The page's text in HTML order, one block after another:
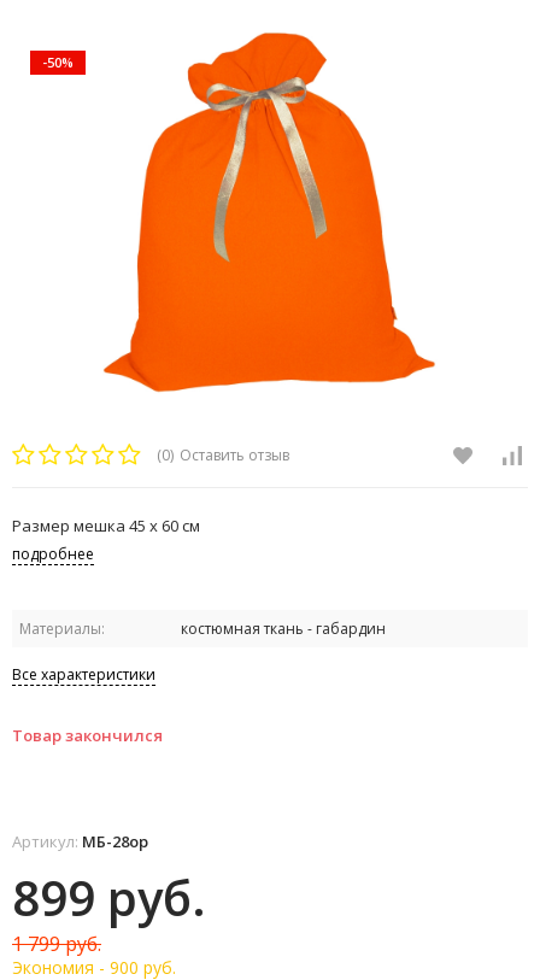
-50%
(0) Оставить отзыв
Размер мешка 45 х 60 см
подробнее
Материалы: костюмная ткань - габардин
Все характеристики
Товар закончился
Артикул: МБ-28ор
899 руб.
1 799 руб.
Экономия - 900 руб.